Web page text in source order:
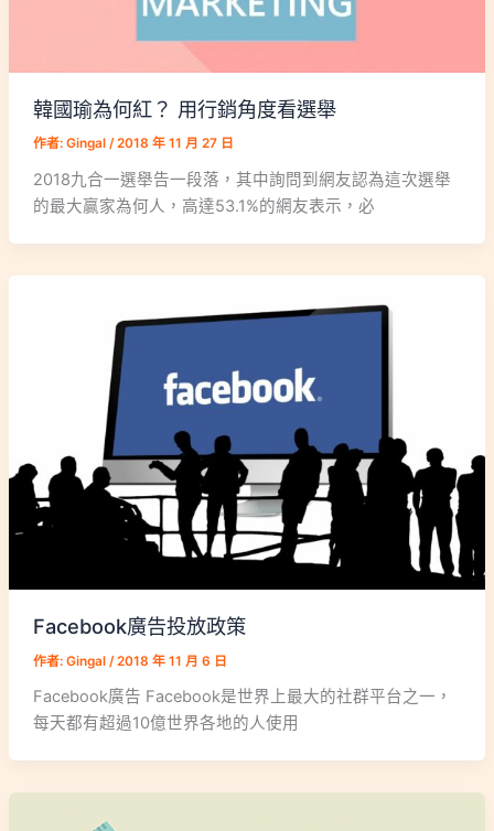
韓國瑜為何紅？ 用行銷角度看選舉
作者: Gingal /2018 年 11 月 27 日
2018九合一選舉告一段落，其中詢問到網友認為這次選舉
的最大贏家為何人，高達53.1%的網友表示，必
Facebook廣告投放政策
作者: Gingal /2018 年 11 月 6 日
Facebook廣告 Facebook是世界上最大的社群平台之一，
每天都有超過10億世界各地的人使用